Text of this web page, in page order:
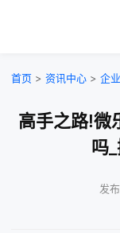
首页 > 资讯中心 > 企
高手之路!微
吗
发